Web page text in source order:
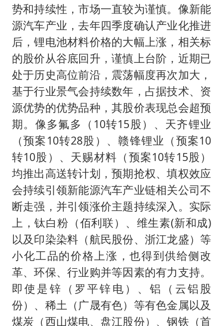
势和持续性，市场一直较为谨慎。像新能
源汽车产业，去年四季度确认产业化推进
后，锂电池材料价格的大幅上涨，相关标
的股价从谷底回升，谨慎上台阶，近期已
处于历史高位前沿，震荡幅度再次加大，
基于行业景气会持续数年，占据技术、资
源优势的优势品种，其股价表现总会超预
期。像多氟多（10转15股）、天齐锂业
（预案10转28股）、赣锋锂业（预案10
转10股）、天赐材料（预案10转15股）
均推出高送转计划，预期抢权、填权效应
会持续引领新能源汽车产业链相关公司不
断走强，并引领涨价主题持续深入。实际
上，钛白粉（佰利联）、维生素(新和成)
以及印染染料（航民股份、浙江龙盛）等
小化工品的价格上涨，也得到供给侧改
革、环保、行业购并等因素的有力支持。
即使是锌（罗平锌电）、铝（云铝股
份）、稀土（广晟有色）等有色金属以及
煤炭（西山煤电、盘江股份）、钢铁（首